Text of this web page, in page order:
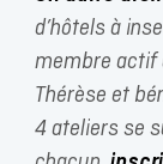
d’hôtels à
membre actif
Thérèse et
4 ateliers se